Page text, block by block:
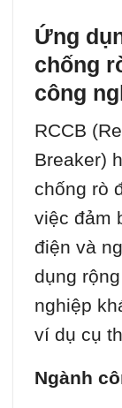
Ứng
chống
công
RCCB
Breaker)
chống rò
việc đảm
điện và
dụng
nghiệp
ví dụ cụ
Ngành